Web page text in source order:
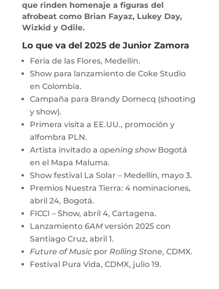
que rinden homenaje a figuras del
afrobeat como Brian Fayaz, Lukey Day,
Wizkid y Odile.
Lo que va del 2025 de Junior Zamora
Feria de las Flores, Medellín.
Show para lanzamiento de Coke Studio
en Colombia.
Campaña para Brandy Domecq (shooting
y show).
Primera visita a EE.UU., promoción y
alfombra PLN.
Artista invitado a opening showBogotá
en el Mapa Maluma.
Show festival La Solar – Medellín, mayo 3.
Premios Nuestra Tierra: 4 nominaciones,
abril 24, Bogotá.
FICCI – Show, abril 4, Cartagena.
Lanzamiento 6AMversión 2025 con
Santiago Cruz, abril 1.
Future of Musicpor Rolling Stone, CDMX.
Festival Pura Vida, CDMX, julio 19.